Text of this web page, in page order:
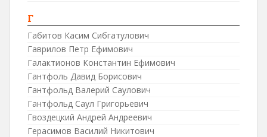
Г
Габитов Касим Сибгатулович
Гаврилов Петр Ефимович
Галактионов Константин Ефимович
Гантфоль Давид Борисович
Гантфольд Валерий Саулович
Гантфольд Саул Григорьевич
Гвоздецкий Андрей Андреевич
Герасимов Василий Никитович